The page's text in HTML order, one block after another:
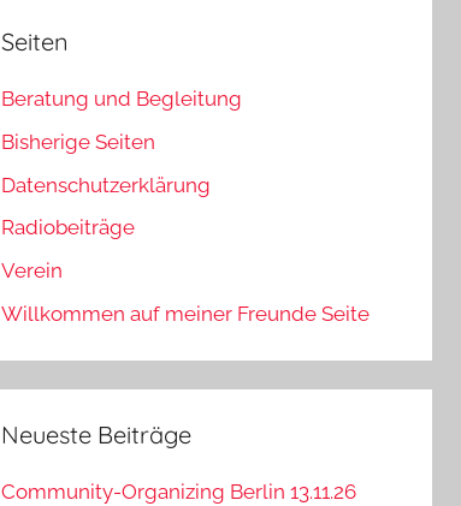
Seiten
Beratung und Begleitung
Bisherige Seiten
Datenschutzerklärung
Radiobeiträge
Verein
Willkommen auf meiner Freunde Seite
Neueste Beiträge
Community-Organizing Berlin 13.11.26